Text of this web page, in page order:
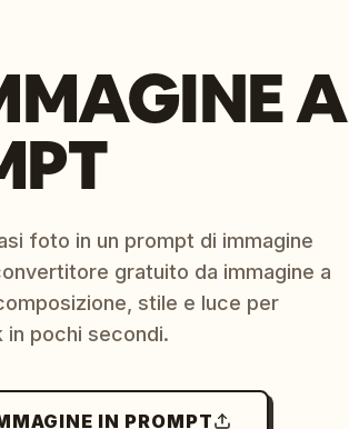
A
foto in un prompt di immagine
gratuito da immagine a
stile e luce per
in pochi secondi.
IN PROMPT